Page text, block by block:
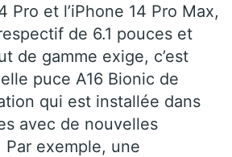
Pro et l’iPhone 14 Pro Max,
de 6.1 pouces et
de gamme exige, c’est
puce A16 Bionic de
qui est installée dans
avec de nouvelles
exemple, une